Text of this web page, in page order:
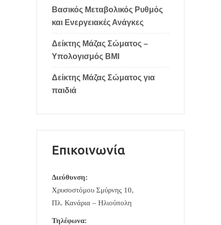
Βασικός Μεταβολικός Ρυθμός
και Ενεργειακές Ανάγκες
Δείκτης Μάζας Σώματος –
Υπολογισμός BMI
Δείκτης Μάζας Σώματος για
παιδιά
Επικοινωνία
Διεύθυνση:
Χρυσοστόμου Σμύρνης 10,
Πλ. Κανάρια – Ηλιούπολη
Τηλέφωνα: